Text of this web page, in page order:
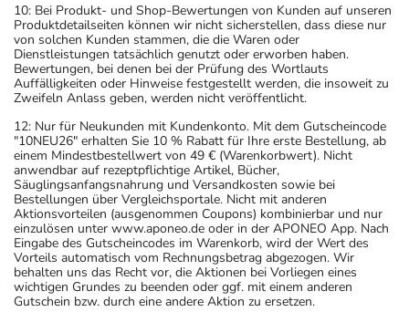
10: Bei Produkt- und Shop-Bewertungen von Kunden auf unseren
Produktdetailseiten können wir nicht sicherstellen, dass diese nur
von solchen Kunden stammen, die die Waren oder
Dienstleistungen tatsächlich genutzt oder erworben haben.
Bewertungen, bei denen bei der Prüfung des Wortlauts
Auffälligkeiten oder Hinweise festgestellt werden, die insoweit zu
Zweifeln Anlass geben, werden nicht veröffentlicht.
12: Nur für Neukunden mit Kundenkonto. Mit dem Gutscheincode
"10NEU26" erhalten Sie 10 % Rabatt für Ihre erste Bestellung, ab
einem Mindestbestellwert von 49 € (Warenkorbwert). Nicht
anwendbar auf rezeptpflichtige Artikel, Bücher,
Säuglingsanfangsnahrung und Versandkosten sowie bei
Bestellungen über Vergleichsportale. Nicht mit anderen
Aktionsvorteilen (ausgenommen Coupons) kombinierbar und nur
einzulösen unter www.aponeo.de oder in der APONEO App. Nach
Eingabe des Gutscheincodes im Warenkorb, wird der Wert des
Vorteils automatisch vom Rechnungsbetrag abgezogen. Wir
behalten uns das Recht vor, die Aktionen bei Vorliegen eines
wichtigen Grundes zu beenden oder ggf. mit einem anderen
Gutschein bzw. durch eine andere Aktion zu ersetzen.